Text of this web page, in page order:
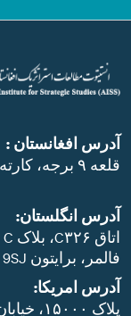
آدرس افغانستان :
قلعه ۹ برجه، کارته پروان کابل، افغانستان
آدرس انگلستان:
فالمر، برایتون BN1 9SJ.
آدرس امریکا: